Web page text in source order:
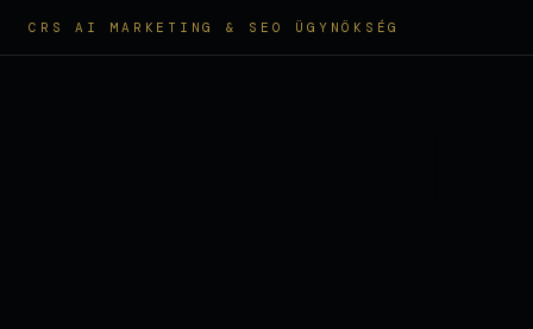
CRS AI MARKETING & SEO ÜGYNÖKSÉG